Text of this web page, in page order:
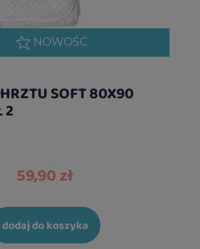
NOWOŚĆ
SOFT 80X90
2
59,90 zł
dodaj do koszyka